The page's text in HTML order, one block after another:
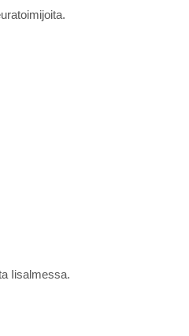
Iisalmessa.